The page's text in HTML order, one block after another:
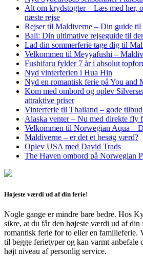
Alt om krydstogter – Læs med her,
næste rejse
Rejser til Maldiverne – Din guide til
Bali: Din ultimative rejseguide til
Lad din sommerferie tage dig til
Velkommen til Meyyafushi –
Fushifaru fylder 7 år i absolut
Nyd vinterferien i Hua Hin
Nyd en romantisk ferie på You and
Kom med ombord og oplev
attraktive priser
Vinterferie til Thailand – gode
Alaska venter – Nu med direkte fly
Velkommen til Norwegian Aqua –
Maldiverne – er det et besøg værd?
Oplev USA med David Trads
The Haven ombord på Norwegian
Højeste værdi ud af din ferie!
Nogle gange er mindre bare bedre. Hos
sikre, at du får den højeste værdi ud af din
romantisk ferie for to eller en familieferie.
til begge ferietyper og kan varmt anbefale
højt niveau af personlig service.